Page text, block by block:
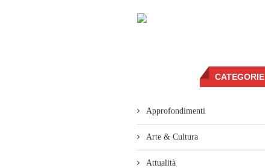
CATEGORIE
Approfondimenti
Arte & Cultura
Attualità